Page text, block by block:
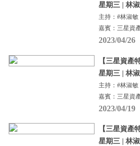
星期三 | 林
主持：#林淑敏
嘉賓：三星資
2023/04/26
【三星資產
星期三 | 林
主持：#林淑敏
嘉賓：三星資
2023/04/19
【三星資產
星期三 | 林